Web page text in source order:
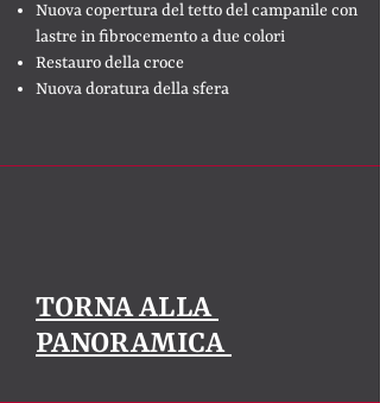
Nuova copertura del tetto del campanile con
lastre in fibrocemento a due colori
Restauro della croce
Nuova doratura della sfera
TORNA ALLA
PANORAMICA